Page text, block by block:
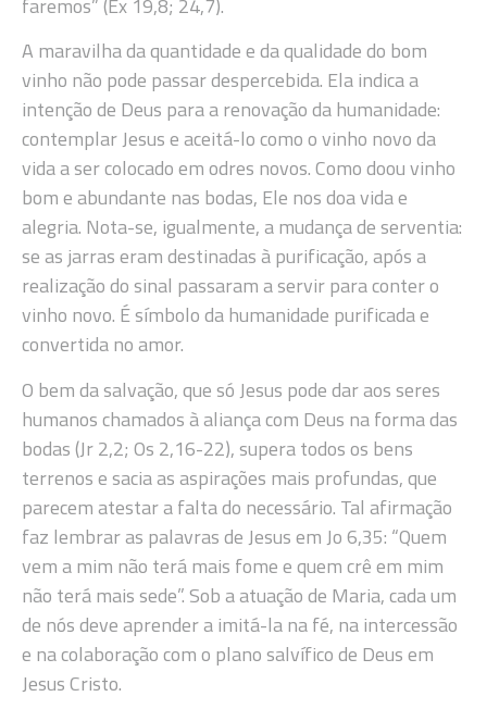
A maravilha da quantidade e da qualidade do bom
vinho não pode passar despercebida. Ela indica a
intenção de Deus para a renovação da humanidade:
contemplar Jesus e aceitá-lo como o vinho novo da
vida a ser colocado em odres novos. Como doou vinho
bom e abundante nas bodas, Ele nos doa vida e
alegria. Nota-se, igualmente, a mudança de serventia:
se as jarras eram destinadas à purificação, após a
realização do sinal passaram a servir para conter o
vinho novo. É símbolo da humanidade purificada e
convertida no amor.
O bem da salvação, que só Jesus pode dar aos seres
humanos chamados à aliança com Deus na forma das
bodas (Jr 2,2; Os 2,16-22), supera todos os bens
terrenos e sacia as aspirações mais profundas, que
parecem atestar a falta do necessário. Tal afirmação
faz lembrar as palavras de Jesus em Jo 6,35: “Quem
vem a mim não terá mais fome e quem crê em mim
não terá mais sede”. Sob a atuação de Maria, cada um
de nós deve aprender a imitá-la na fé, na intercessão
e na colaboração com o plano salvífico de Deus em
Jesus Cristo.